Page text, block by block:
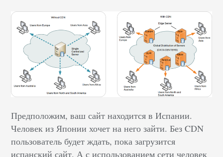
Предположим, ваш сайт находится в Испании.
Человек из Японии хочет на него зайти. Без CDN
пользователь будет ждать, пока загрузится
испанский сайт. А с использованием сети человек